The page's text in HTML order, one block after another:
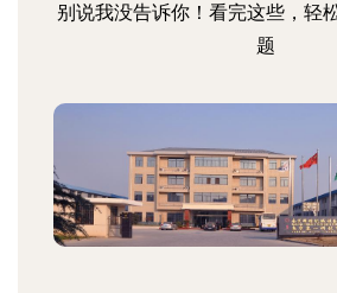
别说我没告诉你！看完这些，轻
题